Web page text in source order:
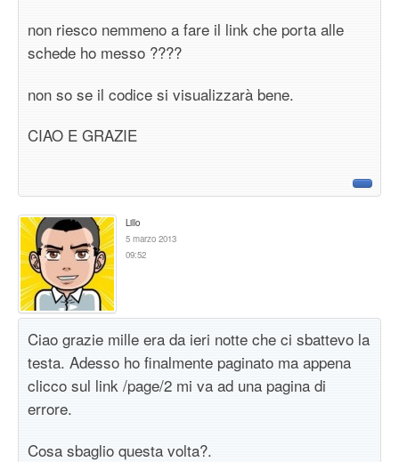
non riesco nemmeno a fare il link che porta alle
schede ho messo ????
non so se il codice si visualizzarà bene.
CIAO E GRAZIE
Lillo
5 marzo 2013
09:52
Ciao grazie mille era da ieri notte che ci sbattevo la
testa. Adesso ho finalmente paginato ma appena
clicco sul link /page/2 mi va ad una pagina di
errore.
Cosa sbaglio questa volta?.